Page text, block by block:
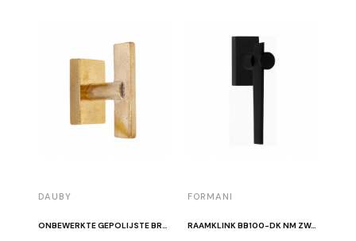
DAUBY FORMANI
RAAMKLINK BB100-DK NM ZWART